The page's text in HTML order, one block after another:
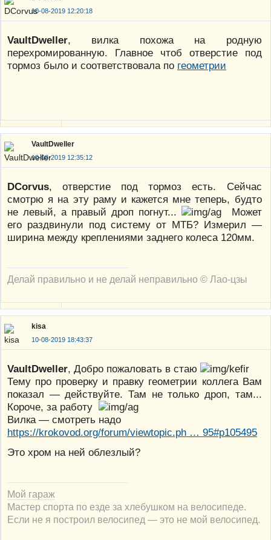
10-08-2019 12:20:18
VaultDweller, вилка похожа на родную
перехромированную. Главное чтоб отверстие под
тормоз было и соответствовала по геометрии
VaultDweller
10-08-2019 12:35:12
DCorvus, отверстие под тормоз есть. Сейчас
смотрю я на эту раму и кажется мне теперь, будто
не левый, а правый дроп погнут...
Может
его раздвинули под систему от МТБ? Измерил —
ширина между креплениями заднего колеса 120мм.
Делай правильно и не делай неправильно © Лао-цзы
kisa
10-08-2019 18:43:37
VaultDweller, Добро пожаловать в стаю
Тему про проверку и правку геометрии коллега Вам
показал — действуйте. Там не только дроп, там...
Короче, за работу
Вилка — смотреть надо
https://krokovod.org/forum/viewtopic.ph … 95#p105495
Это хром на ней облезлый?
Мой гараж
Мастер спорта по езде за хлебушком на велосипеде.
Если не я построил велосипед — это не мой велосипед.